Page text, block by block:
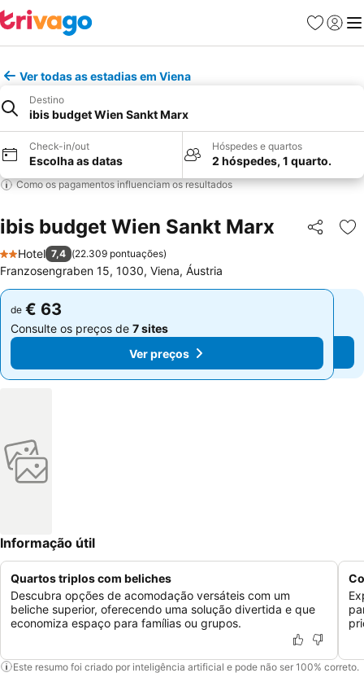
Favoritos
Iniciar
Ver todas as estadias em Viena
Destino
ibis budget Wien Sankt Marx
Check-in/out
Escolha as datas
Hóspedes e quartos
2 hóspedes, 1 quarto.
Como os pagamentos influenciam os resultados
ibis budget Wien Sankt Marx Partilhar
2 Estrelas
Hotel 7,4 (22.309 pontuações)
Franzosengraben 15, 1030, Viena, Áustria
de € 63
Consulte os preços de 7 sites
Ver preços
de € 63
Consulte os preços de 7 sites
Ver preços
Informação útil
Quartos triplos com beliches
Descubra opções de acomodação versáteis com um
beliche superior, oferecendo uma solução divertida e que
economiza espaço para famílias ou grupos.
Este resumo foi criado por inteligência artificial e pode não ser 100% correto.